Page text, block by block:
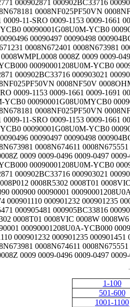
1-100
501-600
1001-1100